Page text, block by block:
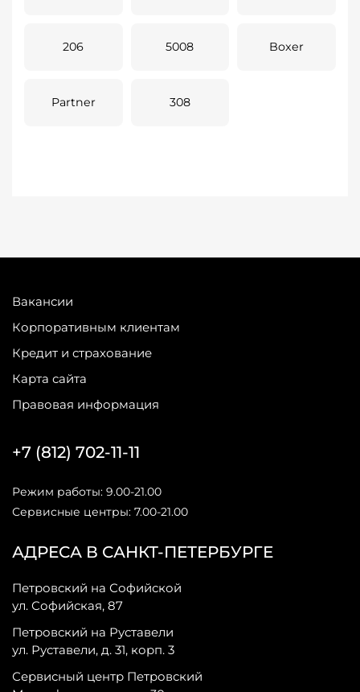
206 5008 Boxer
Partner 308
Вакансии
Корпоративным клиентам
Кредит и страхование
Карта сайта
Правовая информация
АДРЕСА В САНКТ-ПЕТЕРБУРГЕ
Петровский на Софийской
ул. Софийская, 87
Петровский на Руставели
ул. Руставели, д. 31, корп. 3
Сервисный центр Петровский
+7 (812) 702-11-11
Режим работы: 9.00-21.00
Сервисные центры: 7.00-21.00